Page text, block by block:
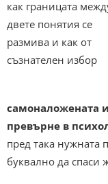
как границата
двете понятия се
размива и как от
съзнателен избор
самоналожената
превърне в
пред така нужната
буквално да спаси